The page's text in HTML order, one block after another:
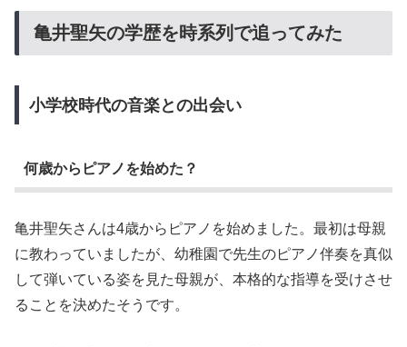
亀井聖矢の学歴を時系列で追ってみた
小学校時代の音楽との出会い
何歳からピアノを始めた？
亀井聖矢さんは4歳からピアノを始めました。最初は母親
に教わっていましたが、幼稚園で先生のピアノ伴奏を真似
して弾いている姿を見た母親が、本格的な指導を受けさせ
ることを決めたそうです。